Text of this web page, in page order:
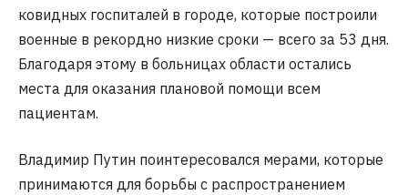
ковидных госпиталей в городе, которые построили
военные в рекордно низкие сроки — всего за 53 дня.
Благодаря этому в больницах области остались
места для оказания плановой помощи всем
пациентам.
Владимир Путин поинтересовался мерами, которые
принимаются для борьбы с распространением